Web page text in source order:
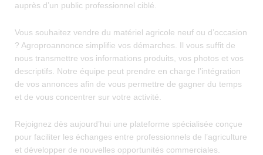
auprès d’un public professionnel ciblé.
Vous souhaitez vendre du matériel agricole neuf ou d’occasion
? Agroproannonce simplifie vos démarches. Il vous suffit de
nous transmettre vos informations produits, vos photos et vos
descriptifs. Notre équipe peut prendre en charge l’intégration
de vos annonces afin de vous permettre de gagner du temps
et de vous concentrer sur votre activité.
Rejoignez dès aujourd’hui une plateforme spécialisée conçue
pour faciliter les échanges entre professionnels de l’agriculture
et développer de nouvelles opportunités commerciales.